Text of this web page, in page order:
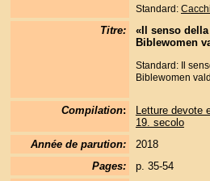
Standard:
Titre:
«Il senso
Biblewomen
Standard: Il
Biblewomen
Compilation:
Letture devote
19. secolo
Année de parution:
2018
Pages:
p. 35-54